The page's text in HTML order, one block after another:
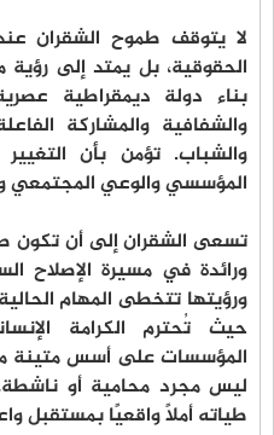
لا يتوقف طموح الشقران
الحقوقية، بل يمتد إلى
بناء دولة ديمقراطية
والشفافية والمشاركة
والشباب. تؤمن بأن
المؤسسي والوعي المجتمعي
تسعى الشقران إلى أن تكون
ورائدة في مسيرة الإصلاح
ورؤيتها تتخطى المهام
حيث تُحترم الكرامة
المؤسسات على أسس متينة من
ليس مجرد محامية أو
طياته أملًا واقعيًا بمستقبل